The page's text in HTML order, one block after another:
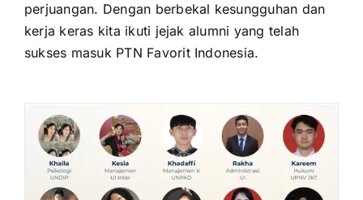
perjuangan. Dengan berbekal kesungguhan dan
kerja keras kita ikuti jejak alumni yang telah
sukses masuk PTN Favorit Indonesia.